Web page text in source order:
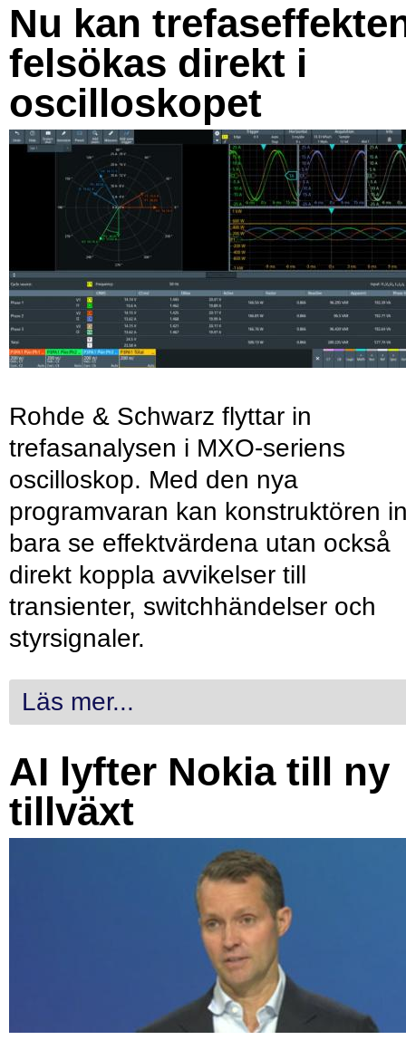
Nu kan
felsökas direkt i
oscilloskopet
Rohde & Schwarz flyttar in
trefasanalysen i MXO-seriens
oscilloskop. Med den nya
programvaran kan konstruktören
bara se effektvärdena utan också
direkt koppla avvikelser till
transienter, switchhändelser och
styrsignaler.
Läs mer...
AI lyfter Nokia till ny
tillväxt